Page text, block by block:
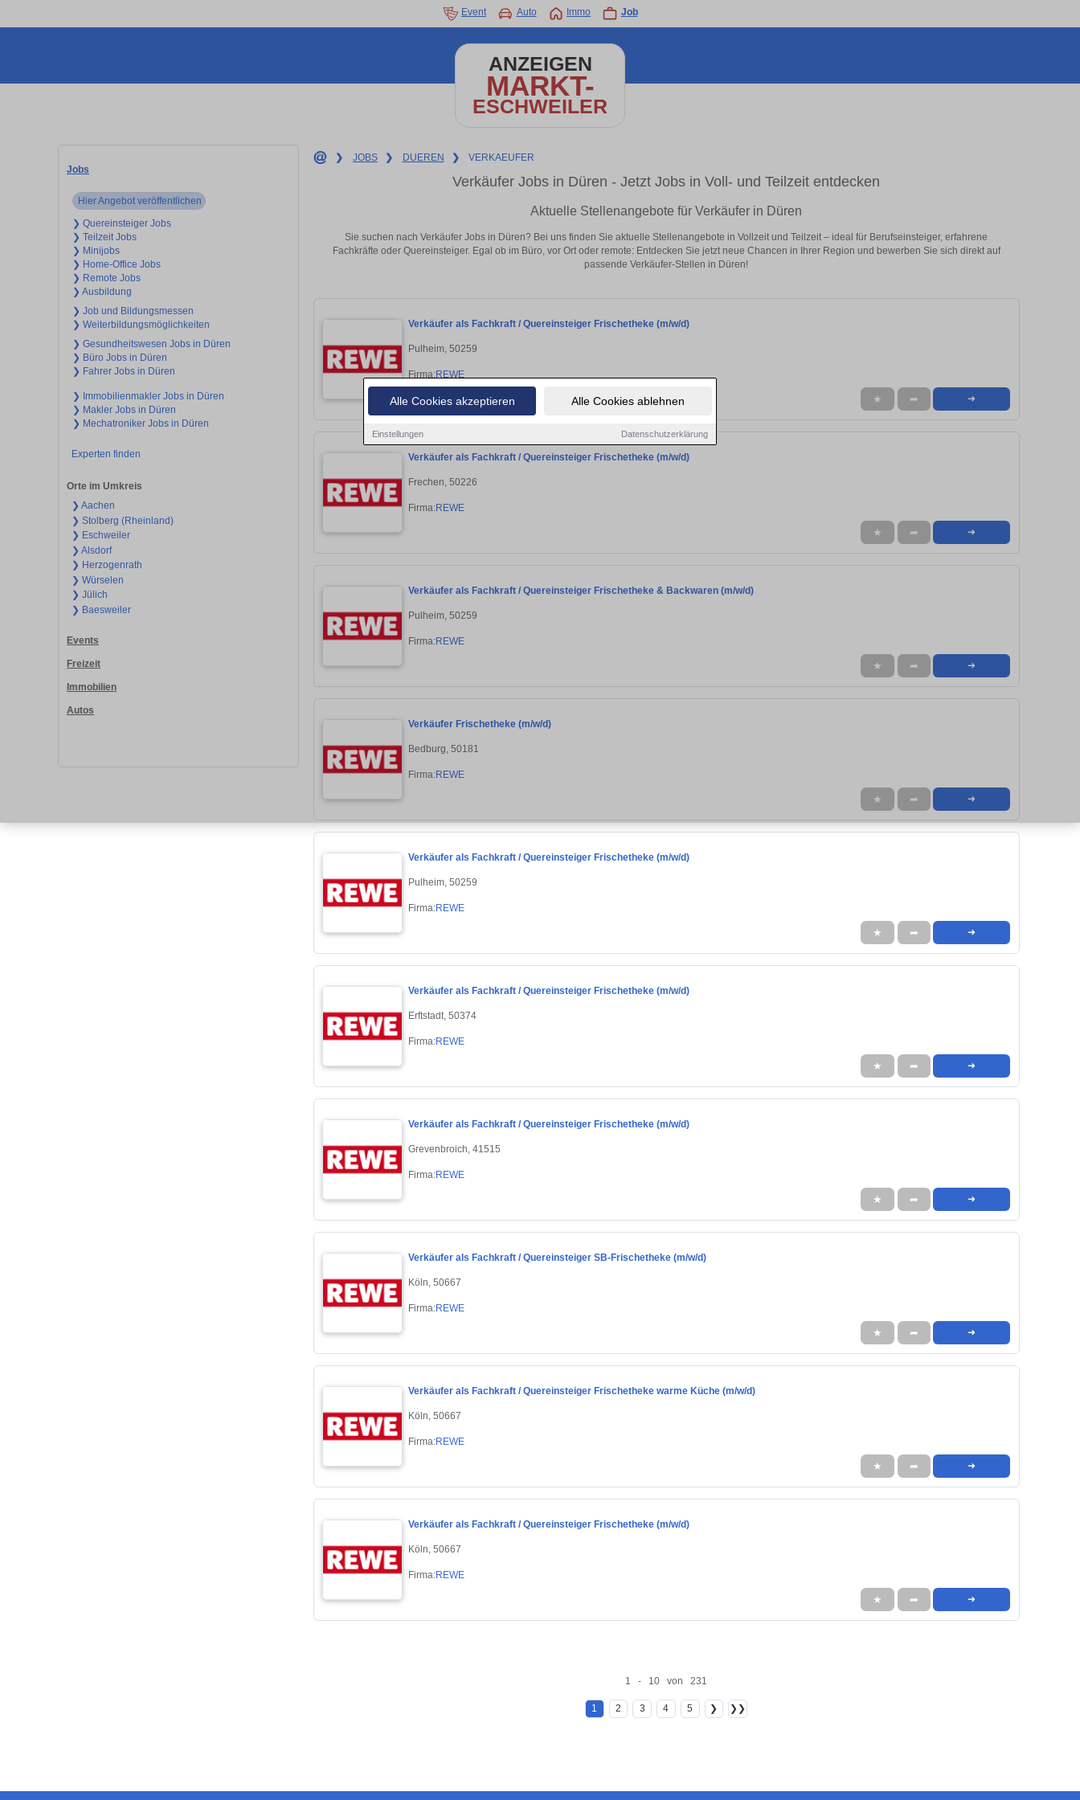
Alle Cookies akzeptieren Alle Cookies ablehnen
Einstellungen Datenschutzerklärung
Event Auto Immo Job
ANZEIGEN
MARKT-
ESCHWEILER
Jobs
Hier Angebot veröffentlichen
❯ Quereinsteiger Jobs
❯ Teilzeit Jobs
❯ Minijobs
❯ Home-Office Jobs
❯ Remote Jobs
❯ Ausbildung
❯ Job und Bildungsmessen
❯ Weiterbildungsmöglichkeiten
❯ Gesundheitswesen Jobs in Düren
❯ Büro Jobs in Düren
❯ Fahrer Jobs in Düren
❯ Immobilienmakler Jobs in Düren
❯ Makler Jobs in Düren
❯ Mechatroniker Jobs in Düren
Experten finden
Orte im Umkreis
❯ Aachen
❯ Stolberg (Rheinland)
❯ Eschweiler
❯ Alsdorf
❯ Herzogenrath
❯ Würselen
❯ Jülich
❯ Baesweiler
Events
Freizeit
Immobilien
Autos
❯ JOBS ❯ DUEREN ❯ VERKAEUFER
Verkäufer Jobs in Düren - Jetzt Jobs in Voll- und Teilzeit entdecken
Aktuelle Stellenangebote für Verkäufer in Düren
Sie suchen nach Verkäufer Jobs in Düren? Bei uns finden Sie aktuelle Stellenangebote in Vollzeit und Teilzeit – ideal für Berufseinsteiger, erfahrene
Fachkräfte oder Quereinsteiger. Egal ob im Büro, vor Ort oder remote: Entdecken Sie jetzt neue Chancen in Ihrer Region und bewerben Sie sich direkt auf
passende Verkäufer-Stellen in Düren!
Verkäufer als Fachkraft / Quereinsteiger Frischetheke (m/w/d)
Pulheim, 50259
Firma:REWE
★ ➦ ➜
Verkäufer als Fachkraft / Quereinsteiger Frischetheke (m/w/d)
Frechen, 50226
Firma:REWE
★ ➦ ➜
Verkäufer als Fachkraft / Quereinsteiger Frischetheke & Backwaren (m/w/d)
Pulheim, 50259
Firma:REWE
★ ➦ ➜
Verkäufer Frischetheke (m/w/d)
Bedburg, 50181
Firma:REWE
★ ➦ ➜
Verkäufer als Fachkraft / Quereinsteiger Frischetheke (m/w/d)
Pulheim, 50259
Firma:REWE
★ ➦ ➜
Verkäufer als Fachkraft / Quereinsteiger Frischetheke (m/w/d)
Erftstadt, 50374
Firma:REWE
★ ➦ ➜
Verkäufer als Fachkraft / Quereinsteiger Frischetheke (m/w/d)
Grevenbroich, 41515
Firma:REWE
★ ➦ ➜
Verkäufer als Fachkraft / Quereinsteiger SB-Frischetheke (m/w/d)
Köln, 50667
Firma:REWE
★ ➦ ➜
Verkäufer als Fachkraft / Quereinsteiger Frischetheke warme Küche (m/w/d)
Köln, 50667
Firma:REWE
★ ➦ ➜
Verkäufer als Fachkraft / Quereinsteiger Frischetheke (m/w/d)
Köln, 50667
Firma:REWE
★ ➦ ➜
1 - 10 von 231
1 2 3 4 5 ❯ ❯❯